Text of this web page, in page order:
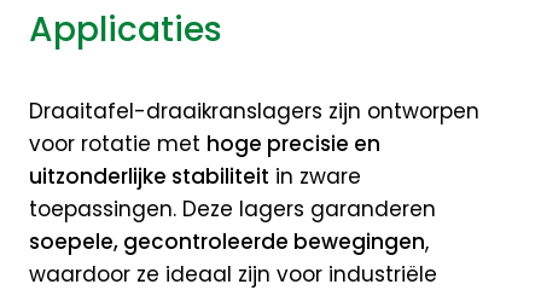
Applicaties
Draaitafel-draaikranslagers zijn ontworpen
voor rotatie met hoge precisie en
uitzonderlijke stabiliteit in zware
toepassingen. Deze lagers garanderen
soepele, gecontroleerde bewegingen,
waardoor ze ideaal zijn voor industriële